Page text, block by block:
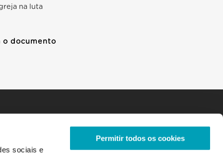
sociais e
Permitir todos os cookies
na luta
o documento